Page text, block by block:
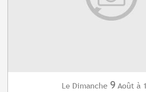
Le Dimanche 9 Août à